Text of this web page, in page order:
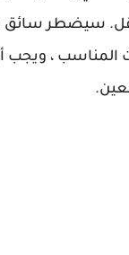
سيضطر سائق
، ويجب